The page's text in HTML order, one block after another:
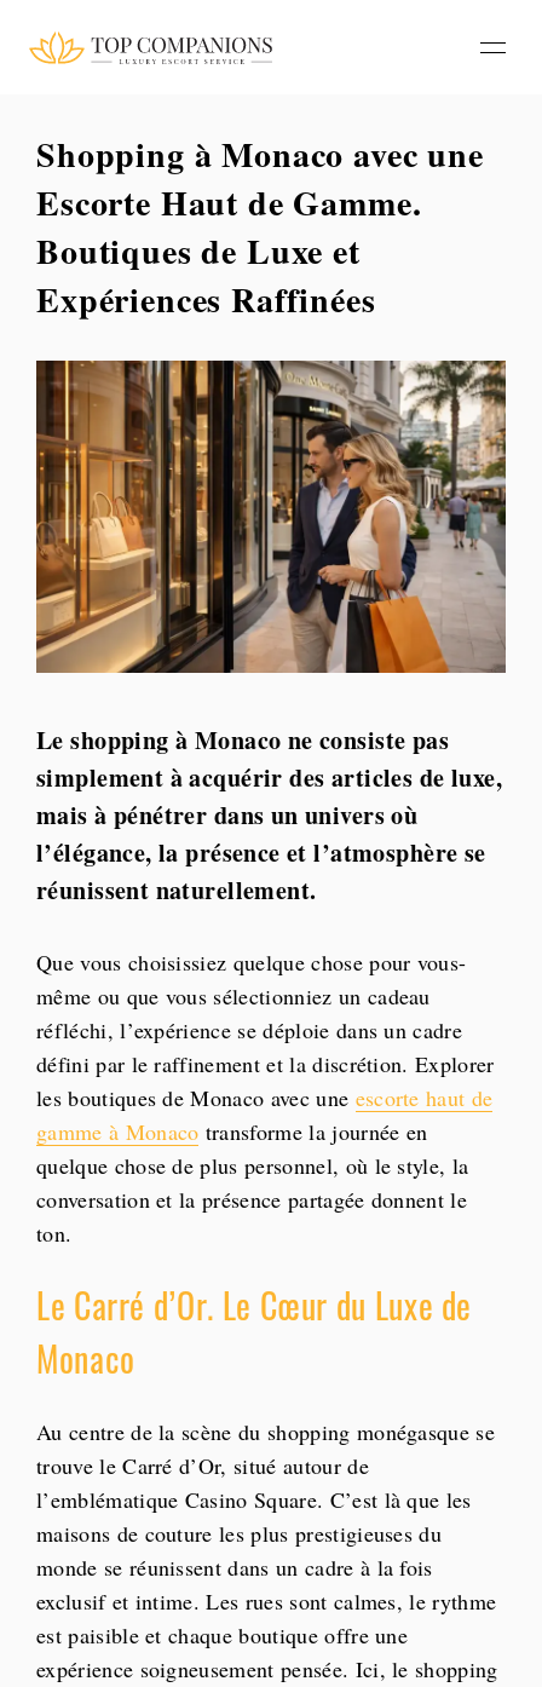
Shopping à Monaco avec une
Escorte Haut de Gamme.
Boutiques de Luxe et
Expériences Raffinées
Le shopping à Monaco ne consiste pas
simplement à acquérir des articles de luxe,
mais à pénétrer dans un univers où
l’élégance, la présence et l’atmosphère se
réunissent naturellement.
Que vous choisissiez quelque chose pour vous-
même ou que vous sélectionniez un cadeau
réfléchi, l’expérience se déploie dans un cadre
défini par le raffinement et la discrétion. Explorer
les boutiques de Monaco avec une escorte haut de
gamme à Monaco transforme la journée en
quelque chose de plus personnel, où le style, la
conversation et la présence partagée donnent le
ton.
Le Carré d’Or. Le Cœur du Luxe de
Monaco
Au centre de la scène du shopping monégasque se
trouve le Carré d’Or, situé autour de
l’emblématique Casino Square. C’est là que les
maisons de couture les plus prestigieuses du
monde se réunissent dans un cadre à la fois
exclusif et intime. Les rues sont calmes, le rythme
est paisible et chaque boutique offre une
expérience soigneusement pensée. Ici, le shopping